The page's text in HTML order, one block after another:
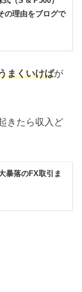
の理由をブログで
まくいけばが
きたら収入ど
暴落のFX取引ま